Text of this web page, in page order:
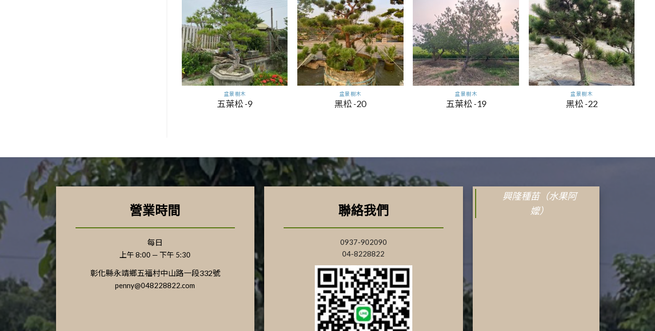
盆景樹木
五葉松 -9
盆景樹木
黑松 -20
盆景樹木
五葉松 -19
盆景樹木
黑松 -22
營業時間
每日
上午 8:00 — 下午 5:30
彰化縣永靖鄉五福村中山路一段332號
penny@048228822.com
聯絡我們
0937-902090
04-8228822
興隆種苗（水果阿
嬤）